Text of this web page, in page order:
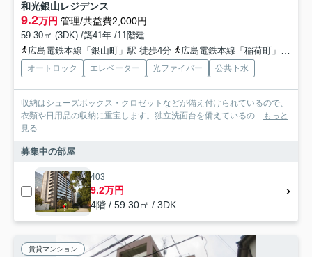
和光銀山レジデンス
9.2万円 管理/共益費2,000円
59.30㎡ (3DK) /築41年 /11階建
広島電鉄本線「銀山町」駅 徒歩4分
広島電鉄本線「稲荷町」駅 徒歩5分
オートロック エレベーター 光ファイバー 公共下水
収納はシューズボックス・クロゼットなどが備え付けられているので、
衣類や日用品の収納に重宝します。独立洗面台を備えているの... もっと
見る
募集中の部屋
403
9.2万円
4階 / 59.30㎡ / 3DK
賃貸マンション